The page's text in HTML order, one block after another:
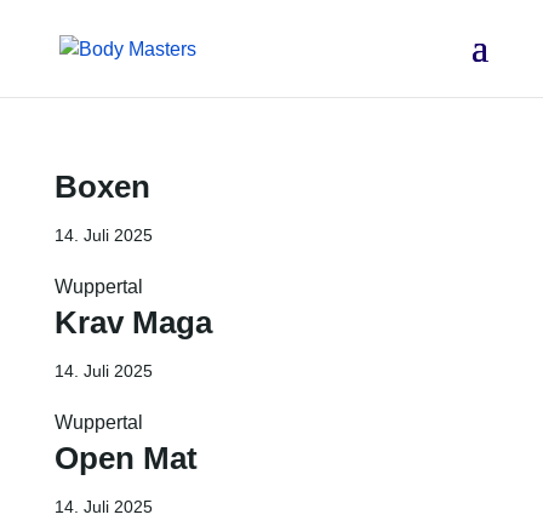
Boxen
14. Juli 2025
Wuppertal
Krav Maga
14. Juli 2025
Wuppertal
Open Mat
14. Juli 2025